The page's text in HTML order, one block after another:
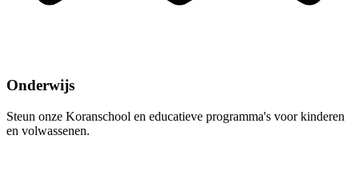
Onderwijs
Steun onze Koranschool en educatieve programma's voor kinderen
en volwassenen.